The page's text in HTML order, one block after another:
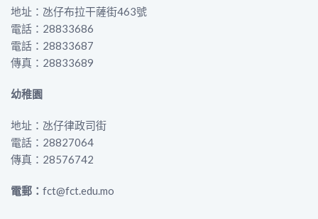
地址：氹仔布拉干薩街463號
電話：28833686
電話：28833687
傳真：28833689
幼稚園
地址：氹仔律政司街
電話：28827064
傳真：28576742
電郵： fct@fct.edu.mo